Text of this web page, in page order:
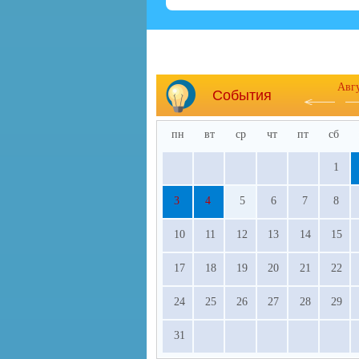
События
пн вт ср чт пт сб
1
3 4 5 6 7 8
10 11 12 13 14 15
17 18 19 20 21 22
24 25 26 27 28 29
31